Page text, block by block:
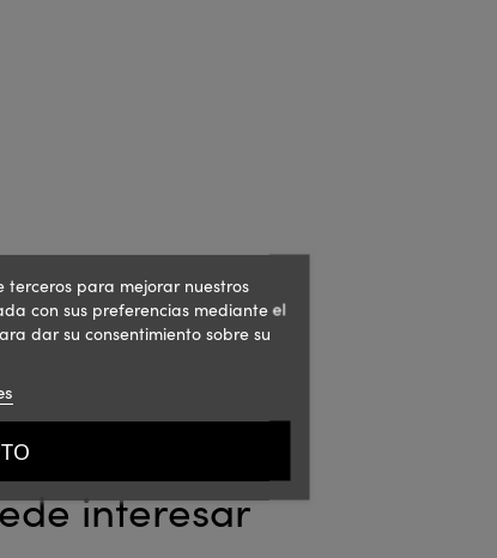
interesar
terceros para mejorar nuestros
con sus preferencias mediante el
dar su consentimiento sobre su